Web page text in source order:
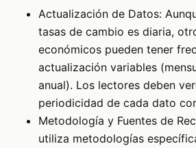
Actualización de Datos:
tasas de cambio es diaria,
económicos pueden tener
actualización variables
anual). Los lectores deben
periodicidad de cada dato
Metodología y Fuentes de
utiliza metodologías